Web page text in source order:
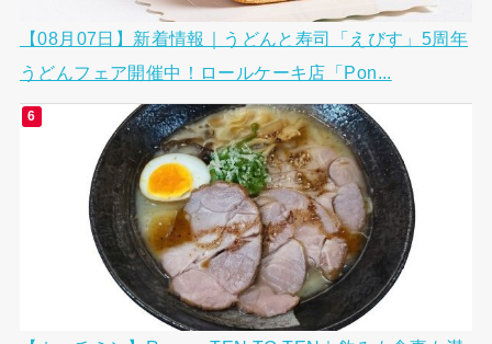
【08月07日】新着情報｜うどんと寿司「えびす」5周年
うどんフェア開催中！ロールケーキ店「Pon...